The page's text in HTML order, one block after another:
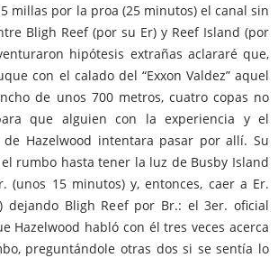
millas por la proa (25 minutos) el canal sin
Bligh Reef (por su Er) y Reef Island (por
hipótesis extrañas aclararé que,
con el calado del “Exxon Valdez” aquel
de unos 700 metros, cuatro copas no
que alguien con la experiencia y el
de Hazelwood intentara pasar por allí. Su
rumbo hasta tener la luz de Busby Island
(unos 15 minutos) y, entonces, caer a Er.
dejando Bligh Reef por Br.: el 3er. oficial
Hazelwood habló con él tres veces acerca
preguntándole otras dos si se sentía lo